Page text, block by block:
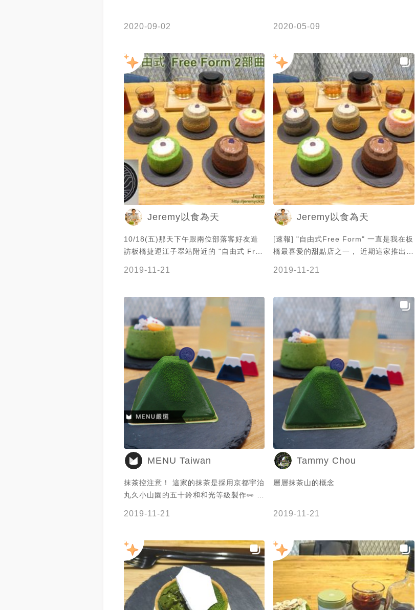
2020-09-02 2020-05-09
Jeremy以食為天
10/18(五)那天下午跟兩位部落客好友造
訪板橋捷運江子翠站附近的 "自由式 Free
滿巧思， 呈現風味都很優而且各有特色，
無論是視覺和味覺都能感受到滿滿驚喜。
現在 "自由式 Free Form" 以戚風蛋糕作
為主打， 並且都是可以宅配的。 此外這
家的咖啡是選用優質咖啡豆釀造， 風味也
令人回味無窮。 總之很開心當天能帶兩位
部落客好友到 "自由式 Free Form" 享用
這頓豐盛又美好的下午茶， 也推薦大家可
以找機會試試這家的戚風蛋糕和各款精緻
手作甜點以及咖啡。 完整圖文：
https://jeremyfoodie.tw/blog/post/228385583
自由式Free Form 地址：新北市板橋區
雙十路二段70巷1號 鄰近捷運站：板南線
BL09江子翠站 電話：(02) 2256-6026
期一公休) 大家在IG上也一起來追蹤
「Jeremy以食為天」吧！
https://www.instagram.com/jeremy_foodie/
芒果芭樂戚風 #焦糖蘋果伯爵戚風 #黑森
林可可戚風 #栗子芝麻戚風 #荔枝焙茶戚
風 #Jeremy在新北市 #Jeremy吃抹茶 #
新北美食 #板橋美食 #新北甜點 #板橋甜
點 #新北市 #板橋區 #雙十路二段 #捷運
江子翠站
2019-11-21
Jeremy以食為天
[速報] "自由式Free Form" 一直是我在板
橋最喜愛的甜點店之一， 近期這家推出了
茶。 這家各款戚風蛋糕都香甜美味， 而
且食材和口味搭配上都搭得很棒風味很
抹茶 #抹茶控 #丸久小山園 #哈密瓜抹茶
戚風 #芒果芭樂戚風 #焦糖蘋果伯爵戚風
#黑森林可可戚風 #栗子芝麻戚風 #荔枝
焙茶戚風 #Jeremy在新北市 #Jeremy吃
抹茶 #新北美食 #板橋美食 #新北甜點 #
板橋甜點 #新北市 #板橋區 #雙十路二段
#捷運江子翠站
2019-11-21
MENU Taiwan
抹茶控注意！ 這家的抹茶是採用京都宇治
丸久小山園的五十鈴和和光等級製作👀 茶
斯、可麗露和布丁😋 謝謝@Tammy
Chou提供美照❤️甜點控必追蹤的美食
客！
2019-11-21
Tammy Chou
層層抹茶山的概念
2019-11-21